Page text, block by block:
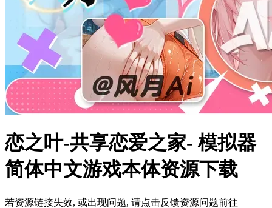
恋之叶-共享恋爱之家- 模拟器
简体中文游戏本体资源下载
若资源链接失效, 或出现问题, 请点击反馈资源问题前往